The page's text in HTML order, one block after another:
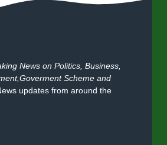
News on Politics, Business,
Scheme and
updates from around the